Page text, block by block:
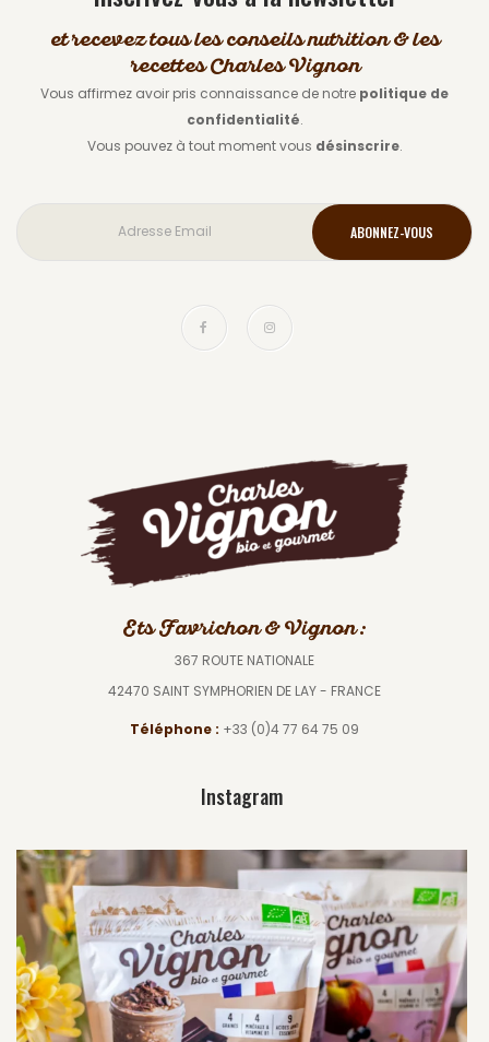
et recevez tous les conseils nutrition & les
recettes Charles Vignon
Vous affirmez avoir pris connaissance de notre politique de
confidentialité.
Vous pouvez à tout moment vous désinscrire.
Ets Favrichon & Vignon :
367 ROUTE NATIONALE
42470 SAINT SYMPHORIEN DE LAY - FRANCE
Téléphone : +33 (0)4 77 64 75 09
Instagram